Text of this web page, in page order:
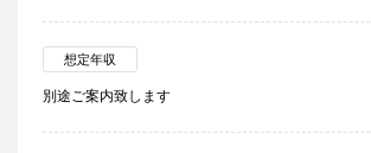
想定年収
別途ご案内致します